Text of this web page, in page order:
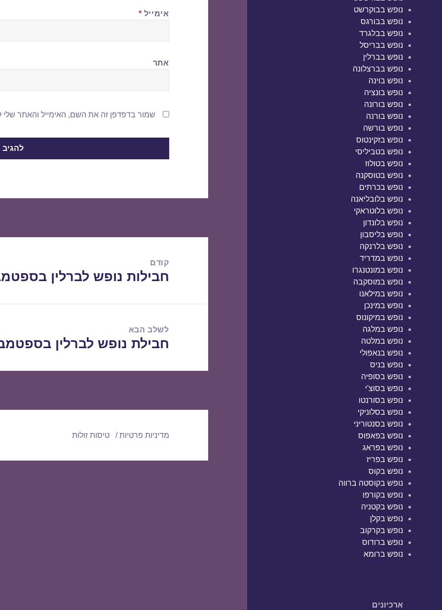
נופש בבוקרשט
נופש בבורגס
נופש בבלגרד
נופש בבריסל
נופש בברלין
נופש בברצלונה
נופש בוינה
נופש בונציה
נופש בורונה
נופש בורנה
נופש בורשה
נופש בזקינטוס
נופש בטביליסי
נופש בטולוז
נופש בטוסקנה
נופש בכרתים
נופש בלובליאנה
נופש בלוטראקי
נופש בלונדון
נופש בליסבון
נופש בלרנקה
נופש במדריד
נופש במונטנגרו
נופש במוסקבה
נופש במילאנו
נופש במינכן
נופש במיקונוס
נופש במלגה
נופש במלטה
נופש בנאפולי
נופש בניס
נופש בסופיה
נופש בסוצ'י
נופש בסורנטו
נופש בסלוניקי
נופש בסנטוריני
נופש בפאפוס
נופש בפראג
נופש בפריז
נופש בקוס
נופש בקוסטה ברווה
נופש בקורפו
נופש בקטניה
נופש בקלן
נופש בקרקוב
נופש ברודוס
נופש ברומא
ארכיונים
אימייל *
אתר
שמור בדפדפן זה את השם, האימייל והאתר
קודם
הפוסט
חבילות נופש לברלין בספטמבר 20/
לשלב הבא
הפוסט
חבילת נופש לברלין בספטמבר 18/09/
מדיניות פרטיות טיסות זולות